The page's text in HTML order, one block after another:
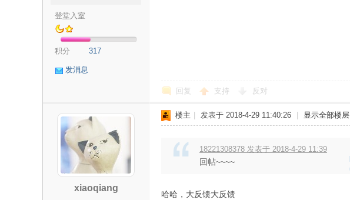
登堂入室
积分 317
发消息
回复 支持 反对
xiaoqiang
楼主 发表于 2018-4-29 11:40:26 显示全部楼层
18221308378 发表于 2018-4-29 11:39
回帖~~~~
哈哈，大反馈大反馈